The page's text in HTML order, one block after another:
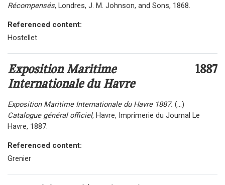
Récompensés, Londres, J. M. Johnson, and Sons, 1868.
Referenced content:
Hostellet
Exposition Maritime
Internationale du Havre
1887
Exposition Maritime Internationale du Havre 1887. (...)
Catalogue général officiel, Havre, Imprimerie du Journal Le
Havre, 1887.
Referenced content:
Grenier